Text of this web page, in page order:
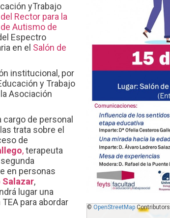
yTrabajo
Rector para la
Autismo de
Espectro
en el Salón de
institucional, por
y Trabajo
Asociación
cargo de personal
trata sobre el
de
,terapeuta
en personas
Salazar,
lugar una
para abordar
© OpenStreetMapContributors